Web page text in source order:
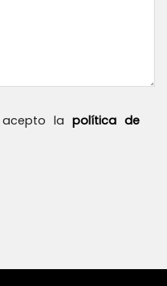
acepto lapolítica de